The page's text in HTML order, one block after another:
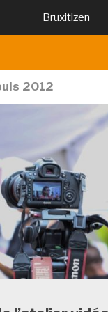
Bruxitizen
2012